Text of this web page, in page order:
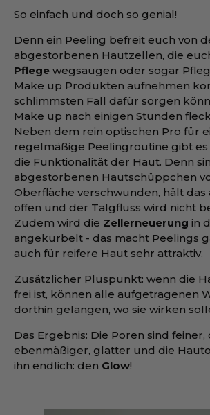
So einfach und doch so genial!
Denn ein Peeling befreit euch von
abgestorbenen Hautzellen, die
Pflege wegsaugen oder sogar
Make up Produkten aufnehmen
schlimmsten Fall dafür sorgen
Make up nach einigen Stunden
Neben dem rein optischen Pro für
regelmäßige Peelingroutine gibt es
die Funktionalität der Haut. Denn
abgestorbenen Hautschüppchen
Oberfläche verschwunden, hält das
offen und der Talgfluss wird nicht
Zudem wird die Zellerneuerung in
angekurbelt - das macht Peelings
auch für reifere Haut sehr attraktiv.
Zusätzlicher Pluspunkt: wenn die
frei ist, können alle aufgetragenen
dorthin gelangen, wo sie wirken
Das Ergebnis: Die Poren sind feiner,
ebenmäßiger, glatter und die
ihn endlich: den Glow!